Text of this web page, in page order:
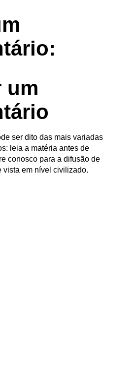
um
ser dito das mais variadas
leia a matéria antes de
conosco para a difusão de
vista em nível civilizado.